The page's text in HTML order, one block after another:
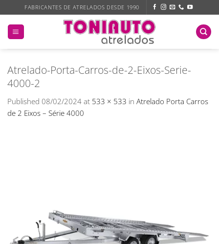
to
content
FABRICANTES DE ATRELADOS DESDE 1990
Atrelado-Porta-Carros-de-2-Eixos-Serie-
4000-2
Published 08/02/2024 at 533 × 533 in Atrelado Porta Carros
de 2 Eixos – Série 4000